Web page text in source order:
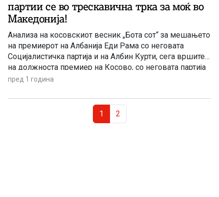
партии се во трескавична трка за моќ во
Македонија!
Анализа на косовскиот весник „Бота сот“ за мешањето
на премиерот на Албанија Еди Рама со неговата
Социјалистичка партија и на Албин Курти, сега вршител
на должноста премиер на Косово, со неговата партија
Ветвендосје (Самоопределување) на ланските
Македонија: колку Тирана и Приштина (не) им се
потребни на Албанците во Македонија и зошто?
пред 1 година
Current Page
1 Page
2